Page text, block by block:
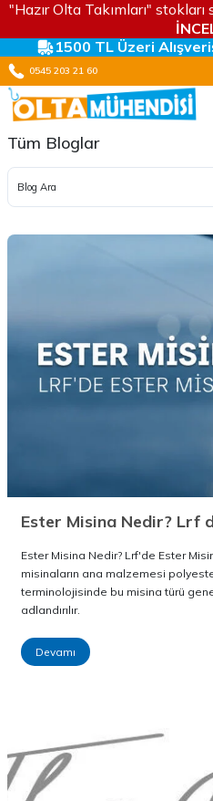
"Hazır Olta Takımları"
1500 TL Üzeri
0545 203 21 60
Tüm Bloglar
Ester Misina Nedir? Lrf'de Ester
misinaların ana malzemesi
terminolojisinde bu misina türü
adlandırılır.
Devamı